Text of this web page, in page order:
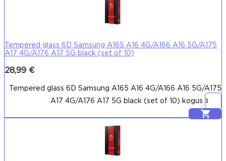
Tempered glass 6D Samsung A165 A16 4G/A166 A16 5G/A175
A17 4G/A176 A17 5G black (set of 10)
28,99 €
Tempered glass 6D Samsung A165 A16 4G/A166 A16 5G/A175
A17 4G/A176 A17 5G black (set of 10) kogus
Lisa korvi